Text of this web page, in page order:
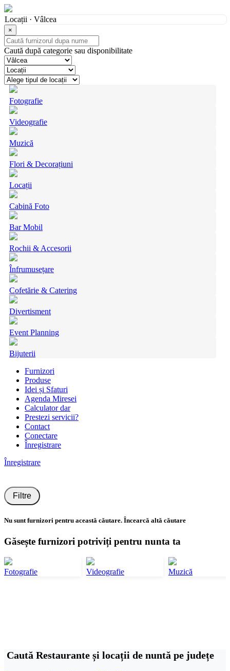
Locații · Vâlcea
×
Caută după categorie sau disponibilitate
Fotografie
Videografie
Muzică
Flori & Decorațiuni
Locații
Cabină Foto
Bar Mobil
Rochii & Accesorii
Înfrumusețare
Cofetărie & Catering
Divertisment
Event Planning
Bijuterii
Furnizori
Produse
Idei și Sfaturi
Agenda Miresei
Calculator dar
Prestezi servicii?
Contact
Conectare
Înregistrare
Înregistrare
Filtre
Nu sunt furnizori pentru această căutare. Încearcă altă căutare
Găsește furnizori potriviți pentru nunta ta
Fotografie Videografie Muzică
Caută Restaurante și locații de nuntă pe județe